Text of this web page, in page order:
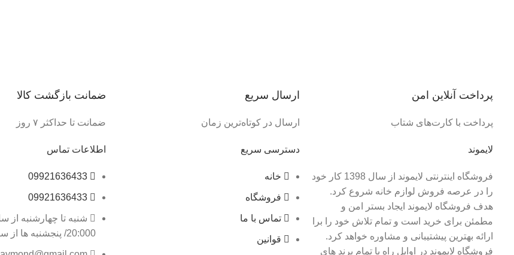
پرداخت آنلاین امن
پرداخت با کارت‌های شتاب
ارسال سریع
ارسال در کوتاه‌ترین زمان
ضمانت بازگشت کالا
ضمانت تا حداکثر ۷ روز
لایموند
فروشگاه اینترنتی لایموند از سال 1398 کار خود
را در عرصه فروش لوازم خانه شروع کرد.
هدف فروشگاه لایموند ایجاد بستر امن و
مطمئن برای خرید است و تمام تلاش خود را برا
ارائه بهترین پیشتیبانی و مشاوره خواهد کرد.
فروشگاه لایموند در اوایل راه با تمام برند های
دسترسی سریع
خانه
فروشگاه
تماس با ما
قوانین
اطلاعات تماس
09921636433
09921636433
20:000/ پنجشنبه ها از ساعت 9:30 تا 14:00